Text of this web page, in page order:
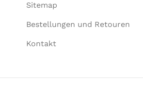
Sitemap
Bestellungen und Retouren
Kontakt